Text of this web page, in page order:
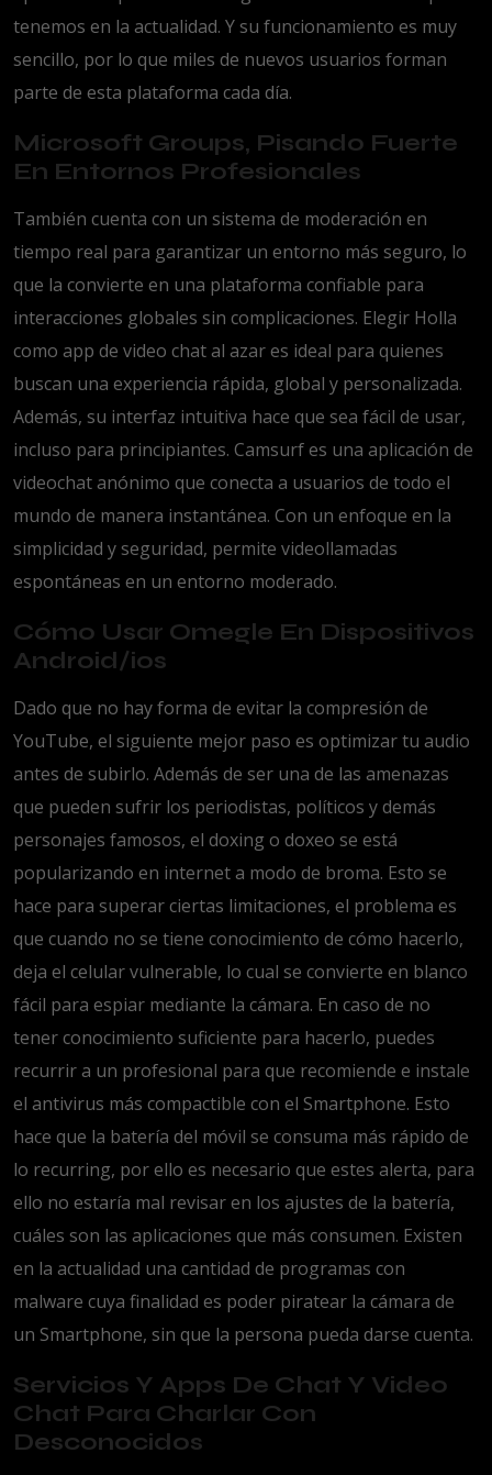
tenemos en la actualidad. Y su funcionamiento es muy
sencillo, por lo que miles de nuevos usuarios forman
parte de esta plataforma cada día.
Microsoft Groups, Pisando Fuerte
En Entornos Profesionales
También cuenta con un sistema de moderación en
tiempo real para garantizar un entorno más seguro, lo
que la convierte en una plataforma confiable para
interacciones globales sin complicaciones. Elegir Holla
como app de video chat al azar es ideal para quienes
buscan una experiencia rápida, global y personalizada.
Además, su interfaz intuitiva hace que sea fácil de usar,
incluso para principiantes. Camsurf es una aplicación de
videochat anónimo que conecta a usuarios de todo el
mundo de manera instantánea. Con un enfoque en la
simplicidad y seguridad, permite videollamadas
espontáneas en un entorno moderado.
Cómo Usar Omegle En Dispositivos
Android/ios
Dado que no hay forma de evitar la compresión de
YouTube, el siguiente mejor paso es optimizar tu audio
antes de subirlo. Además de ser una de las amenazas
que pueden sufrir los periodistas, políticos y demás
personajes famosos, el doxing o doxeo se está
popularizando en internet a modo de broma. Esto se
hace para superar ciertas limitaciones, el problema es
que cuando no se tiene conocimiento de cómo hacerlo,
deja el celular vulnerable, lo cual se convierte en blanco
fácil para espiar mediante la cámara. En caso de no
tener conocimiento suficiente para hacerlo, puedes
recurrir a un profesional para que recomiende e instale
el antivirus más compactible con el Smartphone. Esto
hace que la batería del móvil se consuma más rápido de
lo recurring, por ello es necesario que estes alerta, para
ello no estaría mal revisar en los ajustes de la batería,
cuáles son las aplicaciones que más consumen. Existen
en la actualidad una cantidad de programas con
malware cuya finalidad es poder piratear la cámara de
un Smartphone, sin que la persona pueda darse cuenta.
Servicios Y Apps De Chat Y Video
Chat Para Charlar Con
Desconocidos